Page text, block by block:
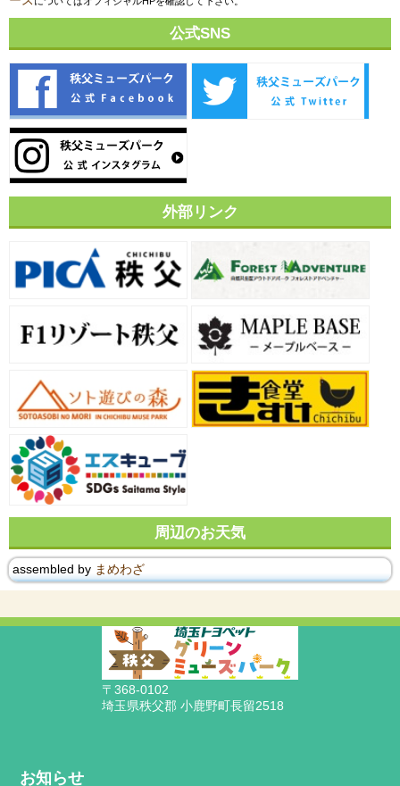
公式SNS
外部リンク
周辺のお天気
assembled by まめわざ
〒368-0102
埼玉県秩父郡 小鹿野町長留2518
お知らせ